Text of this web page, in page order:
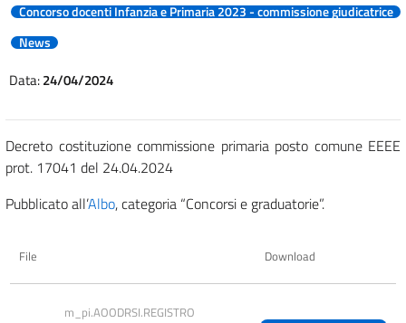
Concorso docenti Infanzia e Primaria 2023 - commissione giudicatrice
News
Data:24/04/2024
Decreto costituzione commissione primaria posto comune EEEE
prot. 17041 del 24.04.2024
Pubblicato all’Albo, categoria “Concorsi e graduatorie”.
File Download
m_pi.AOODRSI.REGISTRO